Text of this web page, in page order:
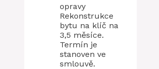
opravy
Rekonstrukce
bytu na klíč na
3,5 měsíce.
Termín je
stanoven ve
smlouvě.